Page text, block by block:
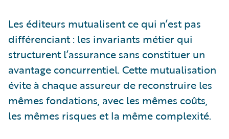
Les éditeurs mutualisent ce qui n’est pas
différenciant : les invariants métier qui
structurent l’assurance sans constituer un
avantage concurrentiel. Cette mutualisation
évite à chaque assureur de reconstruire les
mêmes fondations, avec les mêmes coûts,
les mêmes risques et la même complexité.